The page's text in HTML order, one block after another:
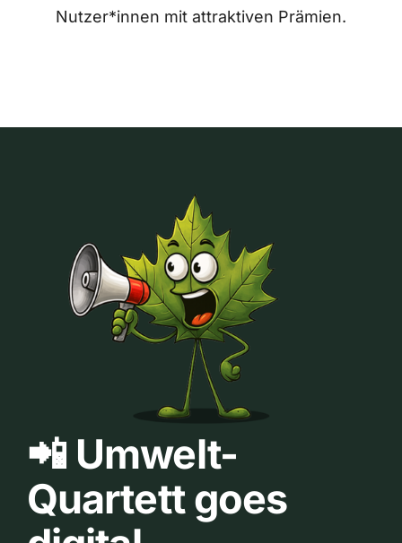
Nutzer*innen mit attraktiven Prämien.
📲 Umwelt-
Quartett goes